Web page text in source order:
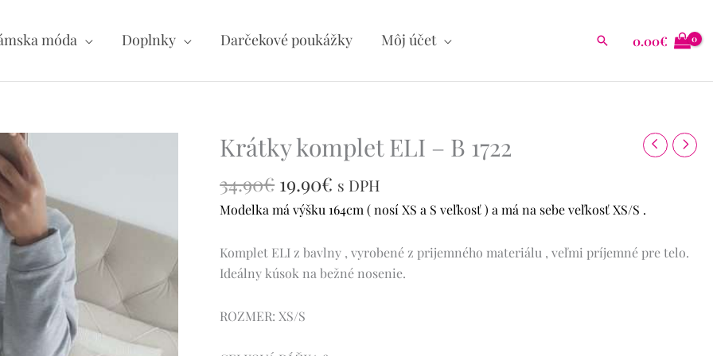
móda Doplnky Darčekové poukážky Môj účet Hľadať0.00€
Krátky komplet ELI – B 1722
34.90€
Pôvodná
cena
bola:
34.90€.
19.90€
Aktuálna
cena
je:
19.90€.
s DPH
Modelka má výšku 164cm ( nosí XS a S veľkosť ) a má na sebe veľkosť XS/S .
Komplet ELI z bavlny , vyrobené z prijemného materiálu , veľmi príjemné pre telo.
Ideálny kúsok na bežné nosenie.
ROZMER: XS/S
množstvo
komplet
ELI
B
1722